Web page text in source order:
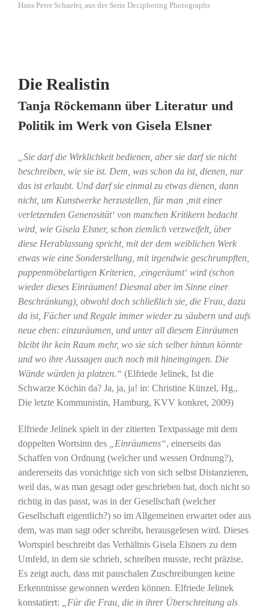
Hans Peter Schaefer, aus der Serie Deciphering Photographs
Die Realistin
Tanja Röckemann über Literatur und
Politik im Werk von Gisela Elsner
„Sie darf die Wirklichkeit bedienen, aber sie darf sie nicht
beschreiben, wie sie ist. Dem, was schon da ist, dienen, nur
das ist erlaubt. Und darf sie einmal zu etwas dienen, dann
nicht, um Kunstwerke herzustellen, für man ‚mit einer
verletzenden Generosität‘ von manchen Kritikern bedacht
wird, wie Gisela Elsner, schon ziemlich verzweifelt, über
diese Herablassung spricht, mit der dem weiblichen Werk
etwas wie eine Sonderstellung, mit irgendwie geschrumpften,
puppenmöbelartigen Kriterien, ‚eingeräumt‘ wird (schon
wieder dieses Einräumen! Diesmal aber im Sinne einer
Beschränkung), obwohl doch schließlich sie, die Frau, dazu
da ist, Fächer und Regale immer wieder zu säubern und aufs
neue eben: einzuräumen, und unter all diesem Einräumen
bleibt ihr kein Raum mehr, wo sie sich selber hintun könnte
und wo ihre Aussagen auch noch mit hineingingen. Die
Wände würden ja platzen.“ (Elfriede Jelinek, Ist die
Schwarze Köchin da? Ja, ja, ja! in: Christine Künzel, Hg.,
Die letzte Kommunistin, Hamburg, KVV konkret, 2009)
Elfriede Jelinek spielt in der zitierten Textpassage mit dem
doppelten Wortsinn des
„Einräumens“, einerseits das
Schaffen von Ordnung (welcher und wessen Ordnung?),
andererseits das vorsichtige sich von sich selbst Distanzieren,
weil das, was man gesagt oder geschrieben hat, doch nicht so
richtig in das passt, was in der Gesellschaft (welcher
Gesellschaft eigentlich?) so im Allgemeinen erwartet oder aus
dem, was man sagt oder schreibt, herausgelesen wird. Dieses
Wortspiel beschreibt das Verhältnis Gisela Elsners zu dem
Umfeld, in dem sie schrieb, schreiben musste, recht präzise.
Es zeigt auch, dass mit pauschalen Zuschreibungen keine
Erkenntnisse gewonnen werden können. Elfriede Jelinek
konstatiert:
„Für die Frau, die in ihrer Überschreitung als